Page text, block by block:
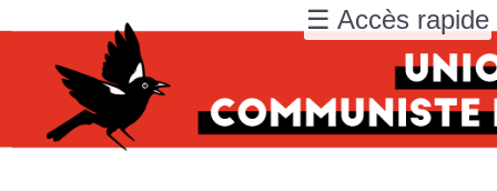
☰ Accès rapide